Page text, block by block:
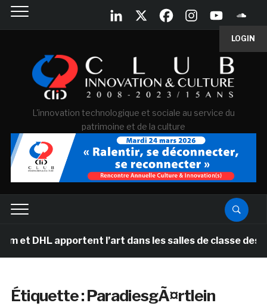
LOGIN
L'innovation technologique et sociale au service du
patrimoine et de la culture
et DHL apportent l’art dans les salles de classe des
Étiquette :ParadiesgÃ¤rtlein